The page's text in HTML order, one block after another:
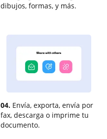
dibujos, formas, y más.
04. Envía, exporta, envía por
fax, descarga o imprime tu
documento.